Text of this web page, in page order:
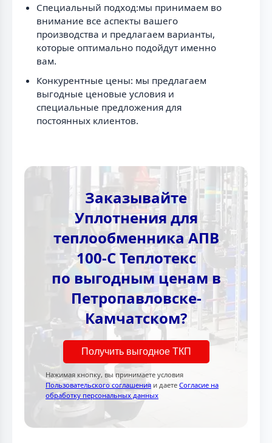
Специальный подход:мы принимаем во
внимание все аспекты вашего
производства и предлагаем варианты,
которые оптимально подойдут именно
вам.
Конкурентные цены: мы предлагаем
выгодные ценовые условия и
специальные предложения для
постоянных клиентов.
Заказывайте
Уплотнения для
теплообменника АПВ
100-C Теплотекc
по выгодным ценам в
Петропавловске-
Камчатском?
Получить выгодное ТКП
Нажимая кнопку, вы принимаете условия
Пользовательского соглашения и даете Согласие на
обработку персональных данных